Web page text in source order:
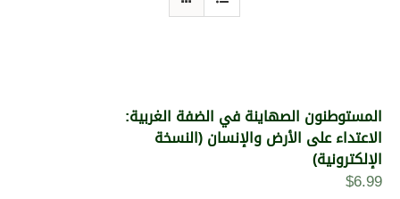
المستوطنون الصهاينة في الضفة الغربية:
الاعتداء على الأرض والإنسان (النسخة
الإلكترونية)
$6.99